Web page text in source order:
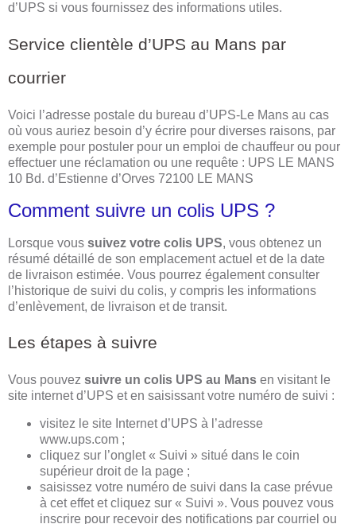
d’UPS si vous fournissez des informations utiles.
Service clientèle d’UPS au Mans par
courrier
Voici l’adresse postale du bureau d’UPS-Le Mans au cas
où vous auriez besoin d’y écrire pour diverses raisons, par
exemple pour postuler pour un emploi de chauffeur ou pour
effectuer une réclamation ou une requête : UPS LE MANS
10 Bd. d’Estienne d’Orves 72100 LE MANS
Comment suivre un colis UPS ?
Lorsque vous suivez votre colis UPS, vous obtenez un
résumé détaillé de son emplacement actuel et de la date
de livraison estimée. Vous pourrez également consulter
l’historique de suivi du colis, y compris les informations
d’enlèvement, de livraison et de transit.
Les étapes à suivre
Vous pouvez suivre un colis UPS au Mans en visitant le
site internet d’UPS et en saisissant votre numéro de suivi :
visitez le site Internet d’UPS à l’adresse
www.ups.com ;
cliquez sur l’onglet « Suivi » situé dans le coin
supérieur droit de la page ;
saisissez votre numéro de suivi dans la case prévue
à cet effet et cliquez sur « Suivi ». Vous pouvez vous
inscrire pour recevoir des notifications par courriel ou